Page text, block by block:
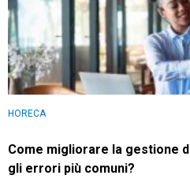
HORECA
Come migliorare la gestione
gli errori più comuni?